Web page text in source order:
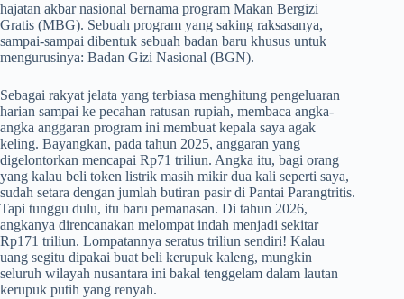
hajatan akbar nasional bernama program Makan Bergizi
Gratis (MBG). Sebuah program yang saking raksasanya,
sampai-sampai dibentuk sebuah badan baru khusus untuk
mengurusinya: Badan Gizi Nasional (BGN).
Sebagai rakyat jelata yang terbiasa menghitung pengeluaran
harian sampai ke pecahan ratusan rupiah, membaca angka-
angka anggaran program ini membuat kepala saya agak
keling. Bayangkan, pada tahun 2025, anggaran yang
digelontorkan mencapai Rp71 triliun. Angka itu, bagi orang
yang kalau beli token listrik masih mikir dua kali seperti saya,
sudah setara dengan jumlah butiran pasir di Pantai Parangtritis.
Tapi tunggu dulu, itu baru pemanasan. Di tahun 2026,
angkanya direncanakan melompat indah menjadi sekitar
Rp171 triliun. Lompatannya seratus triliun sendiri! Kalau
uang segitu dipakai buat beli kerupuk kaleng, mungkin
seluruh wilayah nusantara ini bakal tenggelam dalam lautan
kerupuk putih yang renyah.